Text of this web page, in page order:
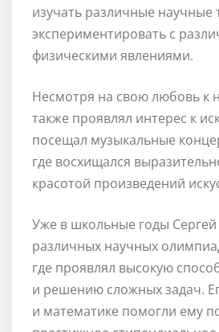
изучать различные научные
экспериментировать с
физическими явлениями.
Несмотря на свою любовь к
также проявлял интерес к
посещал музыкальные
где восхищался
красотой произведений
Уже в школьные годы Сергей
различных научных
где проявлял высокую
и решению сложных задач.
и математике помогли ему